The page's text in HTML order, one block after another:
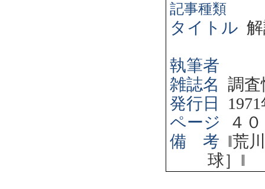
記事種類
タイトル
執筆者
雑誌名 調査
発行日
1971
ページ
４０
備 考 ‖荒
球］ ‖